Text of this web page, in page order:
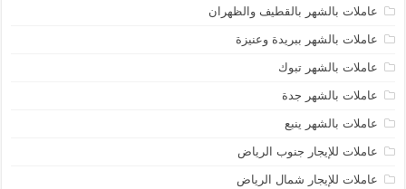
عاملات بالشهر بالقطيف والظهران
عاملات بالشهر ببريدة وعنيزة
عاملات بالشهر تبوك
عاملات بالشهر جدة
عاملات بالشهر ينبع
عاملات للإيجار جنوب الرياض
عاملات للإيجار شمال الرياض